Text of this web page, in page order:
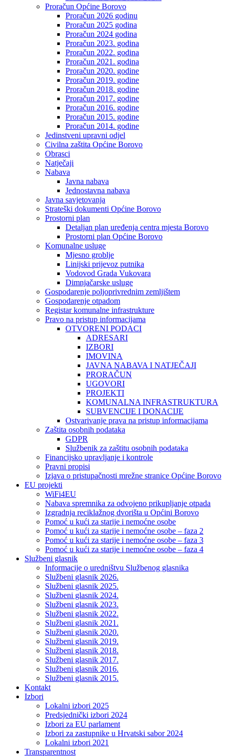
Proračun Općine Borovo
Proračun 2026 godinu
Proračun 2025 godina
Proračun 2024 godina
Proračun 2023. godina
Proračun 2022. godina
Proračun 2021. godina
Proračun 2020. godine
Proračun 2019. godine
Proračun 2018. godine
Proračun 2017. godine
Proračun 2016. godine
Proračun 2015. godine
Proračun 2014. godine
Jedinstveni upravni odjel
Civilna zaštita Općine Borovo
Obrasci
Natječaji
Nabava
Javna nabava
Jednostavna nabava
Javna savjetovanja
Strateški dokumenti Općine Borovo
Prostorni plan
Detaljan plan uređenja centra mjesta Borovo
Prostorni plan Općine Borovo
Komunalne usluge
Mjesno groblje
Linijski prijevoz putnika
Vodovod Grada Vukovara
Dimnjačarske usluge
Gospodarenje poljoprivrednim zemljištem
Gospodarenje otpadom
Registar komunalne infrastrukture
Pravo na pristup informacijama
OTVORENI PODACI
ADRESARI
IZBORI
IMOVINA
JAVNA NABAVA I NATJEČAJI
PRORAČUN
UGOVORI
PROJEKTI
KOMUNALNA INFRASTRUKTURA
SUBVENCIJE I DONACIJE
Ostvarivanje prava na pristup informacijama
Zaštita osobnih podataka
GDPR
Službenik za zaštitu osobnih podataka
Financijsko upravljanje i kontrole
Pravni propisi
Izjava o pristupačnosti mrežne stranice Općine Borovo
EU projekti
WiFi4EU
Nabava spremnika za odvojeno prikupljanje otpada
Izgradnja reciklažnog dvorišta u Općini Borovo
Pomoć u kući za starije i nemoćne osobe
Pomoć u kući za starije i nemoćne osobe – faza 2
Pomoć u kući za starije i nemoćne osobe – faza 3
Pomoć u kući za starije i nemoćne osobe – faza 4
Službeni glasnik
Informacije o uredništvu Službenog glasnika
Službeni glasnik 2026.
Službeni glasnik 2025.
Službeni glasnik 2024.
Službeni glasnik 2023.
Službeni glasnik 2022.
Službeni glasnik 2021.
Službeni glasnik 2020.
Službeni glasnik 2019.
Službeni glasnik 2018.
Službeni glasnik 2017.
Službeni glasnik 2016.
Službeni glasnik 2015.
Kontakt
Izbori
Lokalni izbori 2025
Predsjednički izbori 2024
Izbori za EU parlament
Izbori za zastupnike u Hrvatski sabor 2024
Lokalni izbori 2021
Transparentnost